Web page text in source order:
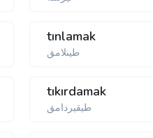
tınlamak
طينلامق
tıkırdamak
طيقيردامق